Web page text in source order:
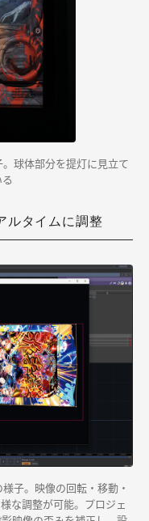
球体部分を提灯に見立て
ルタイムに調整
子。映像の回転・移動・
な調整が可能。プロジェ